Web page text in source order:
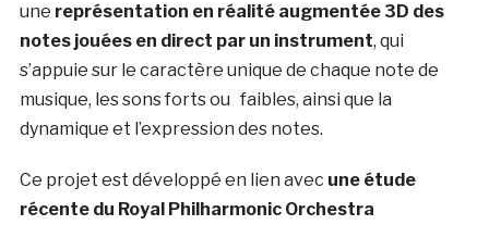
une représentation en réalité augmentée 3D des
notes jouées en direct par un instrument, qui
s’appuie sur le caractère unique de chaque note de
musique, les sons forts ou faibles, ainsi que la
dynamique et l’expression des notes.
Ce projet est développé en lien avec une étude
récente du Royal Philharmonic Orchestra